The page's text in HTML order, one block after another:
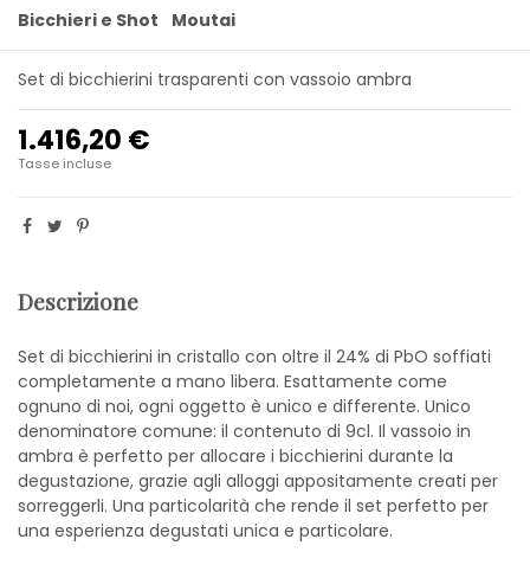
Bicchieri e Shot Moutai
Set di bicchierini trasparenti con vassoio ambra
1.416,20 €
Tasse incluse
Descrizione
Set di bicchierini in cristallo con oltre il 24% di PbO soffiati
completamente a mano libera. Esattamente come
ognuno di noi, ogni oggetto è unico e differente. Unico
denominatore comune: il contenuto di 9cl. Il vassoio in
ambra è perfetto per allocare i bicchierini durante la
degustazione, grazie agli alloggi appositamente creati per
sorreggerli. Una particolarità che rende il set perfetto per
una esperienza degustati unica e particolare.